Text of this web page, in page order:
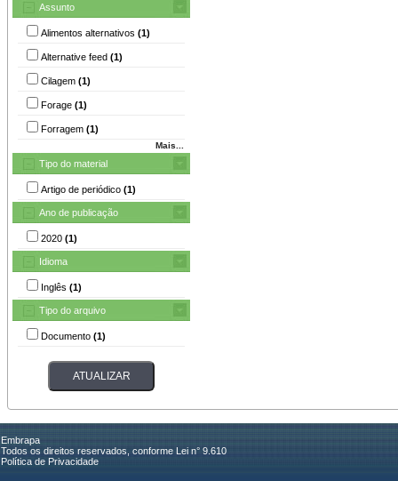
Assunto
Alimentos alternativos (1)
Alternative feed (1)
Cilagem (1)
Forage (1)
Forragem (1)
Mais...
Tipo do material
Artigo de periódico (1)
Ano de publicação
2020 (1)
Idioma
Inglês (1)
Tipo do arquivo
Documento (1)
Embrapa
Todos os direitos reservados, conforme Lei n° 9.610
Política de Privacidade